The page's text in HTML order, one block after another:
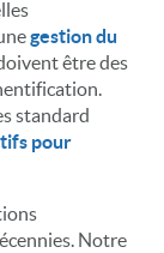
gestion du
être des
standard
pour
Notre